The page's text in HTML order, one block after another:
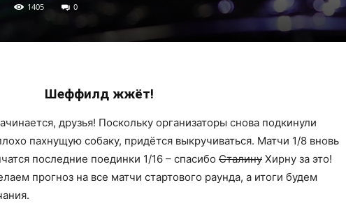
1405 0
Шеффилд жжёт!
друзья! Поскольку организаторы снова подкинули
пахнущую собаку, придётся выкручиваться. Матчи 1/8 вновь
последние поединки 1/16 – спасибо Сталину Хирну за это!
прогноз на все матчи стартового раунда, а итоги будем